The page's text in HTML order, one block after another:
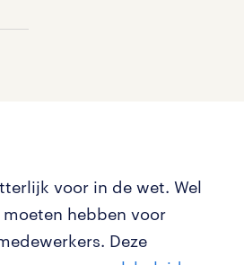
voor in de wet. Wel
hebben voor
Deze